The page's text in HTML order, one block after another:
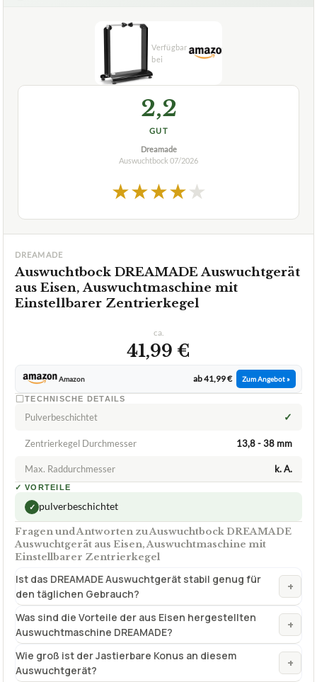
2,2
GUT
Dreamade
Auswuchtbock 07/2026
★★★★★
DREAMADE
Auswuchtbock DREAMADE Auswuchtgerät
aus Eisen, Auswuchtmaschine mit
Einstellbarer Zentrierkegel
ca.
41,99 €
Amazon ab 41,99 € Zum Angebot »
TECHNISCHE DETAILS
Pulverbeschichtet ✓
Zentrierkegel Durchmesser 13,8 - 38 mm
Max. Raddurchmesser k. A.
✓ VORTEILE
✓ pulverbeschichtet
Fragen und Antworten zu Auswuchtbock DREAMADE
Auswuchtgerät aus Eisen, Auswuchtmaschine mit
Einstellbarer Zentrierkegel
Ist das DREAMADE Auswuchtgerät stabil genug für
den täglichen Gebrauch?
+
Was sind die Vorteile der aus Eisen hergestellten
Auswuchtmaschine DREAMADE?
+
Wie groß ist der Jastierbare Konus an diesem
Auswuchtgerät?
+